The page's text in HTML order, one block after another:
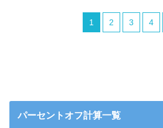
1 2 3 4
パーセントオフ計算一覧